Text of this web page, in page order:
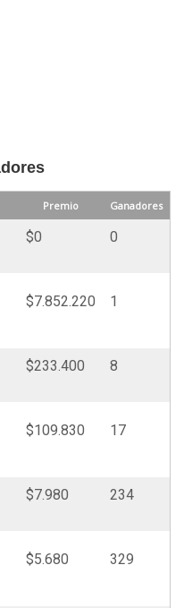
Premio Ganadores
$0 0
$7.852.220 1
$233.400 8
$109.830 17
$7.980 234
$5.680 329